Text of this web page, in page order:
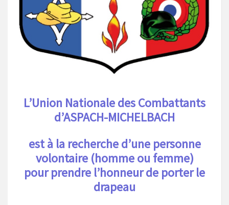
L’Union Nationale des Combattants
d’ASPACH-MICHELBACH
est à la recherche d’une personne
volontaire (homme ou femme)
pour prendre l’honneur de porter le
drapeau